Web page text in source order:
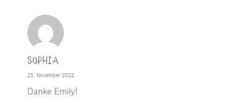
Sophia
21. November 2022
Danke Emily!